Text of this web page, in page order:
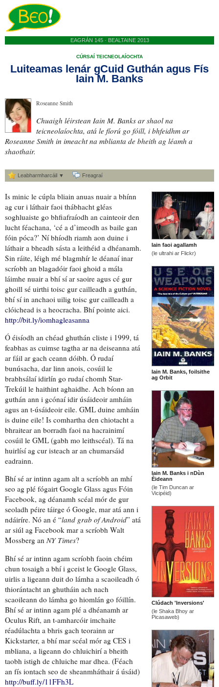
EAGRÁN 145 · BEALTAINE 2013
CÚRSAÍ TEICNEOLAÍOCHTA
Luiteamas lenár gCuid Guthán agus Fís
Iain M. Banks
Roseanne Smith
Chuaigh léirstean Iain M. Banks arshaol na
teicneolaíochta, atá le fíorú go fóill, i bhfeidhm ar
Roseanne Smith in imeacht na mblianta de bheith ag léamh a
shaothair.
Leabharmharcáil ▼ Freagraí
Iain faoi agallamh
(le ultrahi ar Flickr)
Iain M. Banks, foilsithe
ag Orbit
Iain M. Banks i nDùn
Èideann
(le Tim Duncan ar
Vicipéid)
Clúdach 'Inversions'
(le Shaka Bhoy ar
Picasaweb)
Is minic le cúpla bliain anuas nuair a bhínn
ag cur i láthair faoi thábhacht gléas
soghluaiste go bhfiafraíodh an cainteoir den
lucht féachana, ‘cé a d’imeodh as baile gan
fóin póca?’ Ní bhíodh riamh aon duine i
láthair a bheadh sásta a leithéid a dhéanamh.
Sin ráite, léigh mé blagmhír le déanaí inar
scríobh an blagadóir faoi ghoid a mála
láimhe nuair a bhí síar saoire agus cé gur
ghoill sé uirthi toisc gur cailleadh a guthán,
bhí sí in anchaoi uilig toisc gur cailleadh a
clóichead is a heocracha. Bhí pointe aici.
http://bit.ly/iomhagleasanna
Ó éisíodh an chéad ghuthán cliste i 1999, tá
feabhas as cuimse tagtha ar na deiseanna atá
ar fáil ar gach ceann dóibh. Ó rudaí
bunúsacha, dar linn anois, cosúil le
brabhsálaí idirlín go rudaí chomh Star-
Trekúil le haithint aghaidhe. Ach bíonn an
guthán ann i gcónaí idir úsáideoir amháin
agus an t-úsáideoir eile. GML duine amháin
is duine eile! Is comhartha den chiotacht a
bhraitear an borradh faoi na hacrainimí
cosúil le GML (gabh mo leithscéal). Tá na
huirlísí ag cur isteach ar an chumarsáid
eadrainn.
Bhí sé ar intinn agam alt a scríobh an mhí
seo ag plé fógairt Google Glass agus Fóin
Facebook, ag déanamh scéal mór de gur
seoladh péire táirge ó Google, mar atá ann i
ndáiríre. Nó an é “land grab of Android” atá
ar siúl ag Facebook mar a scríobh Walt
Mossberg an NY Times?
Bhí sé ar intinn agam scríobh faoin chéim
chun tosaigh a bhí i gceist le Google Glass,
uirlis a ligeann duit do lámha a scaoileadh ó
thiorántacht an ghutháin ach nach
scaoileann do lámha go hiomlán go fóillín.
Bhí sé ar intinn agam plé a dhéanamh ar
Oculus Rift, an t-amharcóir imchaite
réadúlachta a bhris gach teorainn ar
Kickstarter, a bhí mar scéal mór ag CES i
mbliana, a ligeann do chluichirí a bheith
taobh istigh de chluiche mar dhea. (Féach
an fís iontach seo de sheanmháthair á úsáid)
http://buff.ly/11FFh3L